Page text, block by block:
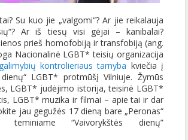
Su kuo jie „valgomi“? Ar jie reikalauja
Ar iš tiesų visi gėjai – kanibalai?
prieš homofobiją ir transfobiją (ang.
Nacionalinė LGBT* teisių organizacija
kontrolieriaus tarnyba kviečia į
dienų“ LGBT* protmūšį Vilniuje. Žymūs
LGBT* judėjimo istorija, teisinė LGBT*
LGBT* muzika ir filmai – apie tai ir dar
jau gegužės 17 dieną bare „Peronas“
teminiame “Vaivorykštės dienų”